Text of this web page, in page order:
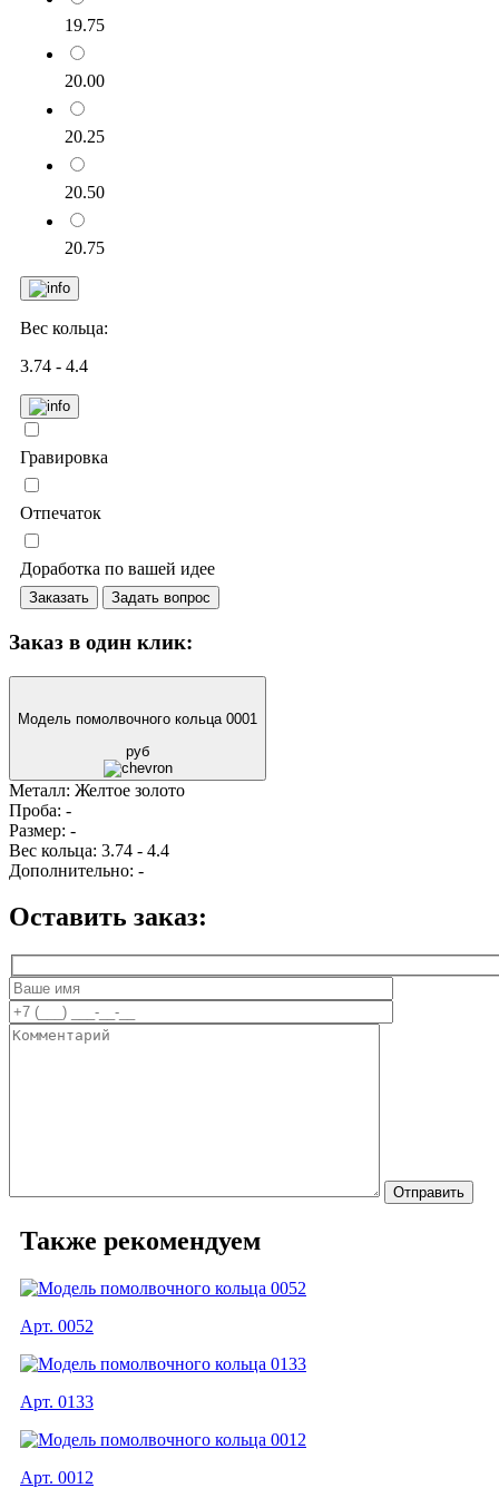
19.75
20.00
20.25
20.50
20.75
Вес кольца:
3.74 - 4.4
Гравировка
Отпечаток
Доработка по вашей идее
Заказать Задать вопрос
Заказ в один клик:
Модель помолвочного кольца 0001
руб
Металл: Желтое золото
Проба: -
Размер: -
Вес кольца: 3.74 - 4.4
Дополнительно: -
Оставить заказ:
Также рекомендуем
Арт. 0052
Арт. 0133
Арт. 0012